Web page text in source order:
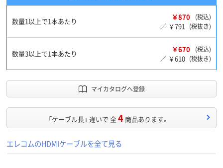
数量1以上で1本あたり ￥870
(税込)
／ ￥791 (税抜き)
数量3以上で1本あたり ￥670
(税込)
／ ￥610 (税抜き)
マイカタログへ登録
「ケーブル長」 違いで 全4 商品あります。
エレコムのHDMIケーブルを全て見る